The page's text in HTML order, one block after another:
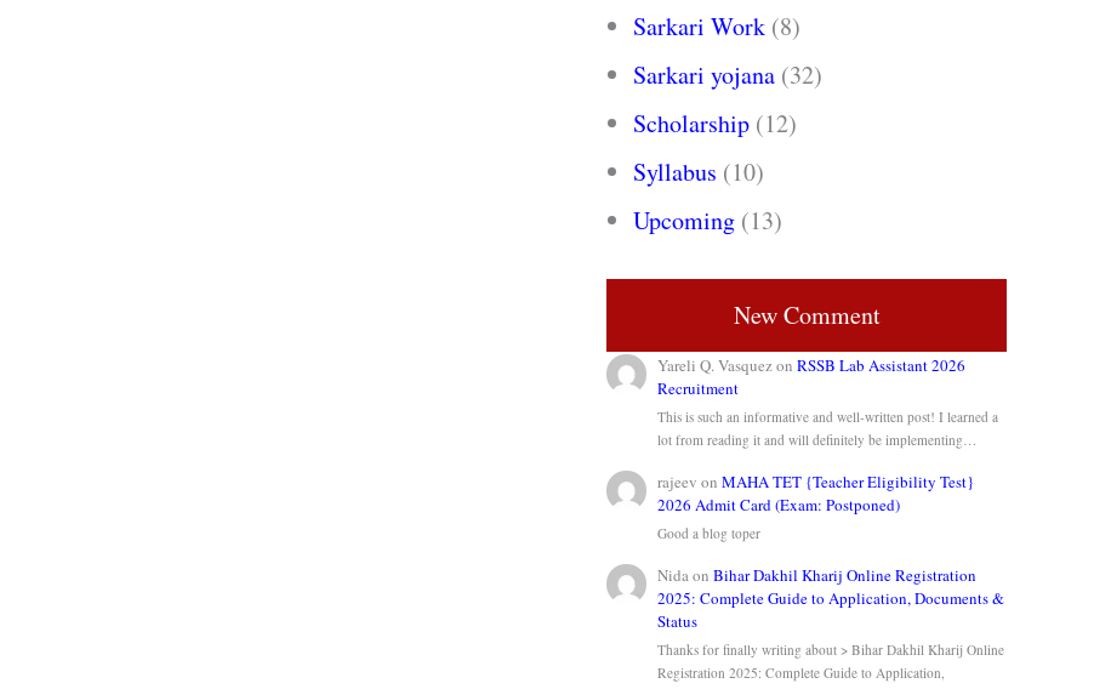
Sarkari Work (8)
Sarkari yojana (32)
Scholarship (12)
Syllabus (10)
Upcoming (13)
New Comment
Yareli Q. VasquezonRSSB Lab Assistant 2026
Recruitment
This is such an informative and well-written post! I learned a
lot from reading it and will definitely be implementing…
rajeev onMAHA TET {Teacher Eligibility Test}
2026 Admit Card (Exam: Postponed)
Good a blog toper
NidaonBihar Dakhil Kharij Online Registration
2025: Complete Guide to Application, Documents &
Status
Thanks for finally writing about > Bihar Dakhil Kharij Online
Registration 2025: Complete Guide to Application,